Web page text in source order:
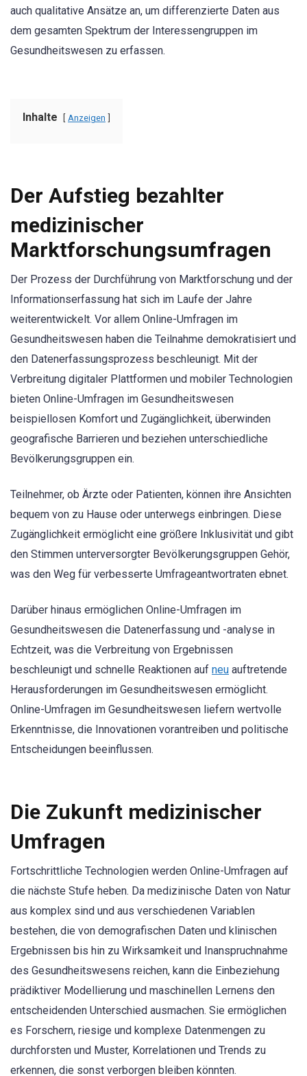
auch qualitative Ansätze an, um differenzierte Daten aus
dem gesamten Spektrum der Interessengruppen im
Gesundheitswesen zu erfassen.
Inhalte Anzeigen
Der Aufstieg bezahlter
medizinischer
Marktforschungsumfragen
Der Prozess der Durchführung von Marktforschung und der
Informationserfassung hat sich im Laufe der Jahre
weiterentwickelt. Vor allem Online-Umfragen im
Gesundheitswesen haben die Teilnahme demokratisiert und
den Datenerfassungsprozess beschleunigt. Mit der
Verbreitung digitaler Plattformen und mobiler Technologien
bieten Online-Umfragen im Gesundheitswesen
beispiellosen Komfort und Zugänglichkeit, überwinden
geografische Barrieren und beziehen unterschiedliche
Bevölkerungsgruppen ein.
Teilnehmer, ob Ärzte oder Patienten, können ihre Ansichten
bequem von zu Hause oder unterwegs einbringen. Diese
Zugänglichkeit ermöglicht eine größere Inklusivität und gibt
den Stimmen unterversorgter Bevölkerungsgruppen Gehör,
was den Weg für verbesserte Umfrageantwortraten ebnet.
Darüber hinaus ermöglichen Online-Umfragen im
Gesundheitswesen die Datenerfassung und -analyse in
Echtzeit, was die Verbreitung von Ergebnissen
beschleunigt und schnelle Reaktionen auf neu auftretende
Herausforderungen im Gesundheitswesen ermöglicht.
Online-Umfragen im Gesundheitswesen liefern wertvolle
Erkenntnisse, die Innovationen vorantreiben und politische
Entscheidungen beeinflussen.
Die Zukunft medizinischer
Umfragen
Fortschrittliche Technologien werden Online-Umfragen auf
die nächste Stufe heben. Da medizinische Daten von Natur
aus komplex sind und aus verschiedenen Variablen
bestehen, die von demografischen Daten und klinischen
Ergebnissen bis hin zu Wirksamkeit und Inanspruchnahme
des Gesundheitswesens reichen, kann die Einbeziehung
prädiktiver Modellierung und maschinellen Lernens den
entscheidenden Unterschied ausmachen. Sie ermöglichen
es Forschern, riesige und komplexe Datenmengen zu
durchforsten und Muster, Korrelationen und Trends zu
erkennen, die sonst verborgen bleiben könnten.